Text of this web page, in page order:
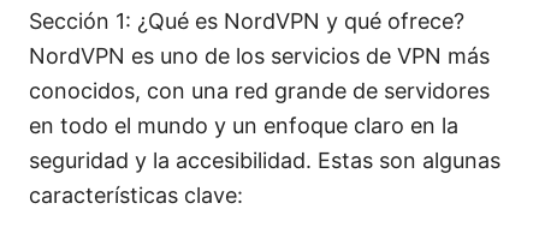
Sección 1: ¿Qué es NordVPN y qué ofrece?
NordVPN es uno de los servicios de VPN más
conocidos, con una red grande de servidores
en todo el mundo y un enfoque claro en la
seguridad y la accesibilidad. Estas son algunas
características clave: